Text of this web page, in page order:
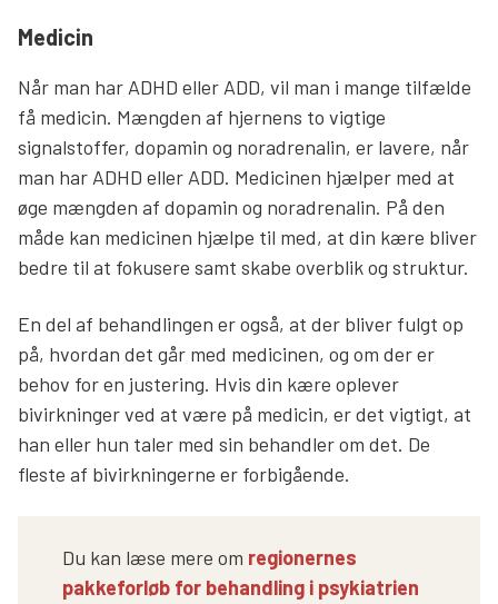
Medicin
Når man har ADHD eller ADD, vil man i mange tilfælde
få medicin. Mængden af hjernens to vigtige
signalstoffer, dopamin og noradrenalin, er lavere, når
man har ADHD eller ADD. Medicinen hjælper med at
øge mængden af dopamin og noradrenalin. På den
måde kan medicinen hjælpe til med, at din kære bliver
bedre til at fokusere samt skabe overblik og struktur.
En del af behandlingen er også, at der bliver fulgt op
på, hvordan det går med medicinen, og om der er
behov for en justering. Hvis din kære oplever
bivirkninger ved at være på medicin, er det vigtigt, at
han eller hun taler med sin behandler om det. De
fleste af bivirkningerne er forbigående.
Du kan læse mere om regionernes
pakkeforløb for behandling i psykiatrien